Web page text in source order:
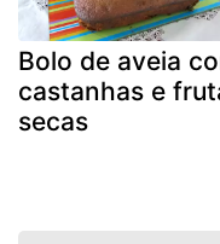
Bolo de aveia
castanhas e
secas